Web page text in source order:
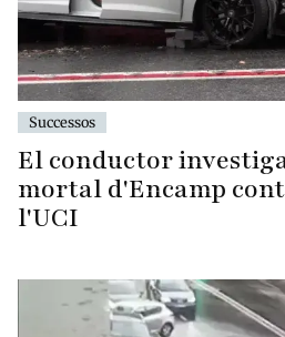
Successos
El conductor
mortal d'Encamp
l'UCI